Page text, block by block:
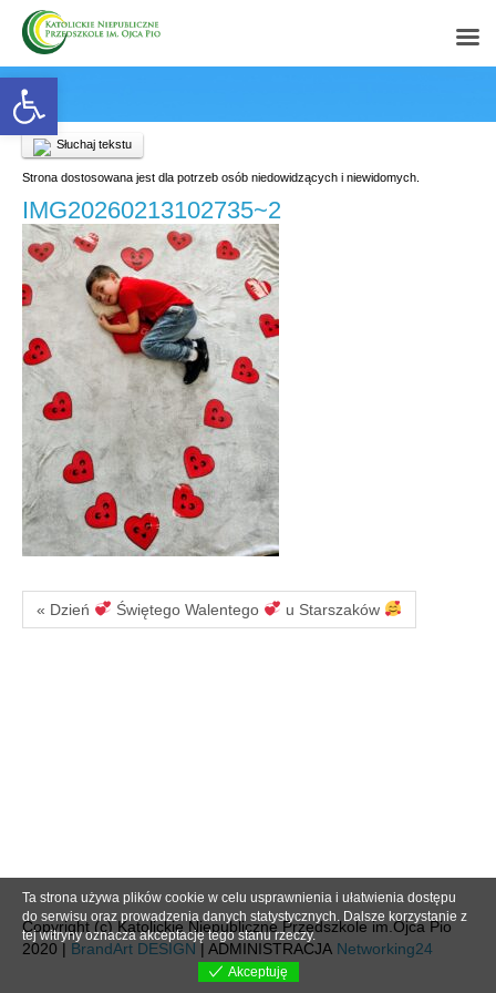
Open toolbar
Słuchaj tekstu
Strona dostosowana jest dla potrzeb osób niedowidzących i niewidomych.
IMG20260213102735~2
« Dzień Świętego Walentego u Starszaków
Copyright (c) Katolickie Niepubliczne Przedszkole im.Ojca Pio
2020 | BrandArt DESIGN | ADMINISTRACJA Networking24
Ta strona używa plików cookie w celu usprawnienia i ułatwienia dostępu
do serwisu oraz prowadzenia danych statystycznych. Dalsze korzystanie z
tej witryny oznacza akceptację tego stanu rzeczy.
Akceptuję